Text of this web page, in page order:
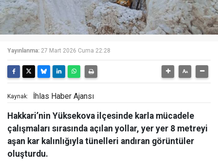
Yayınlanma: 27 Mart 2026 Cuma 22:28
Kaynak: İhlas Haber Ajansı
Hakkari’nin Yüksekova ilçesinde karla mücadele
çalışmaları sırasında açılan yollar, yer yer 8 metreyi
aşan kar kalınlığıyla tünelleri andıran görüntüler
oluşturdu.